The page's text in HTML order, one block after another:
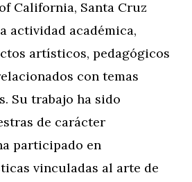
California, Santa Cruz
actividad académica,
artísticos, pedagógicos
con temas
Su trabajo ha sido
de carácter
participado en
vinculadas al arte de